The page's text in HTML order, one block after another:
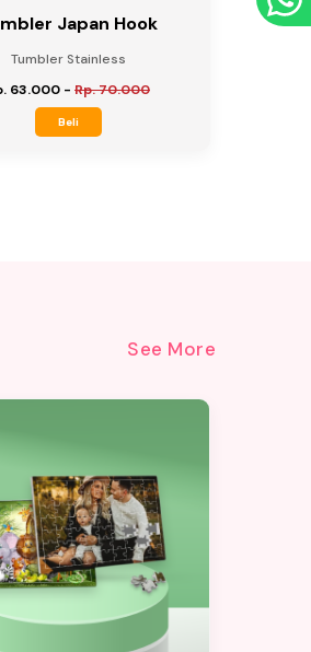
Japan Hook
Tumbler Stainless
63.000 - Rp. 70.000
Beli
See More